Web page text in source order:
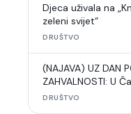
Djeca uživala na
zeleni svijet“
DRUŠTVO
(NAJAVA) UZ DAN
ZAHVALNOSTI: U
međunarodni
DRUŠTVO